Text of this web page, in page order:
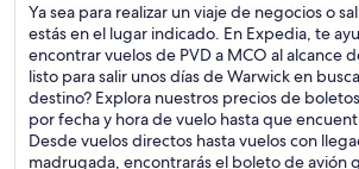
Ya sea para realizar un viaje de negocios o
estás en el lugar indicado. En Expedia, te
encontrar vuelos de PVD a MCO al alcance
listo para salir unos días de Warwick en
destino? Explora nuestros precios de
por fecha y hora de vuelo hasta que
Desde vuelos directos hasta vuelos con
madrugada, encontrarás el boleto de avión